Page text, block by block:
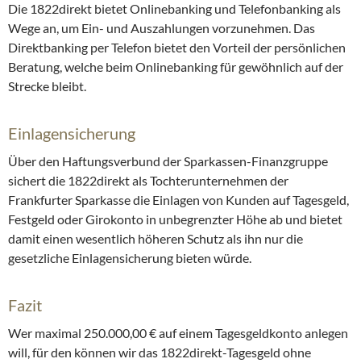
Die 1822direkt bietet Onlinebanking und Telefonbanking als
Wege an, um Ein- und Auszahlungen vorzunehmen. Das
Direktbanking per Telefon bietet den Vorteil der persönlichen
Beratung, welche beim Onlinebanking für gewöhnlich auf der
Strecke bleibt.
Einlagensicherung
Über den Haftungsverbund der Sparkassen-Finanzgruppe
sichert die 1822direkt als Tochterunternehmen der
Frankfurter Sparkasse die Einlagen von Kunden auf Tagesgeld,
Festgeld oder Girokonto in unbegrenzter Höhe ab und bietet
damit einen wesentlich höheren Schutz als ihn nur die
gesetzliche Einlagensicherung bieten würde.
Fazit
Wer maximal 250.000,00 € auf einem Tagesgeldkonto anlegen
will, für den können wir das 1822direkt-Tagesgeld ohne